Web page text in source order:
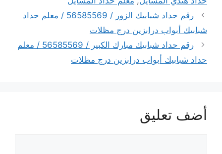
رقم حداد شبابيك الزور / 56585569 / معلم حداد
شبابيك أبواب درابزين درج مظلات
رقم حداد شبابيك مبارك الكبير / 56585569 / معلم
حداد شبابيك أبواب درابزين درج مظلات
أضف تعليق